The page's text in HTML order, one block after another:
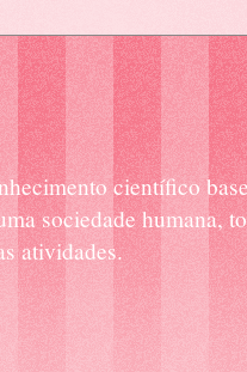
científico
sociedade humana,
atividades.